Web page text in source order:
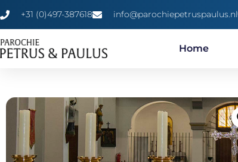
+31 (0)497-387618 info@parochiepetruspaulus.nl
Home